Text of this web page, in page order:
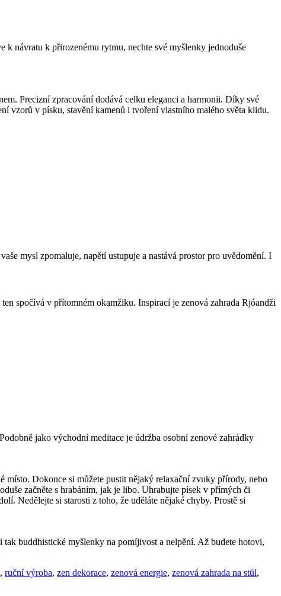
k návratu k přirozenému rytmu, nechte své myšlenky jednoduše
Precizní zpracování dodává celku eleganci a harmonii. Díky své
vzorů v písku, stavění kamenů i tvoření vlastního malého světa klidu.
mysl zpomaluje, napětí ustupuje a nastává prostor pro uvědomění. I
spočívá v přítomném okamžiku. Inspirací je zenová zahrada Rjóandži
jako východní meditace je údržba osobní zenové zahrádky
místo. Dokonce si můžete pustit nějaký relaxační zvuky přírody, nebo
začněte s hrabáním, jak je libo. Uhrabujte písek v přímých či
Nedělejte si starosti z toho, že uděláte nějaké chyby. Prostě si
buddhistické myšlenky na pomíjivost a nelpění. Až budete hotovi,
, ruční výroba, zen dekorace, zenová energie, zenová zahrada na stůl,